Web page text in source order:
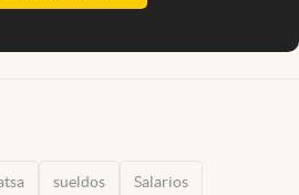
sueldos Salarios